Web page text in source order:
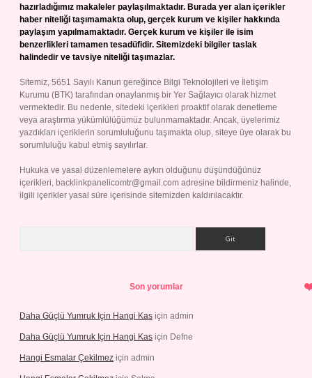
hazırladığımız makaleler paylaşılmaktadır. Burada yer alan içerikler
haber niteliği taşımamakta olup, gerçek kurum ve kişiler hakkında
paylaşım yapılmamaktadır. Gerçek kurum ve kişiler ile isim
benzerlikleri tamamen tesadüfidir. Sitemizdeki bilgiler taslak
halindedir ve tavsiye niteliği taşımazlar.
Sitemiz, 5651 Sayılı Kanun gereğince Bilgi Teknolojileri ve İletişim
Kurumu (BTK) tarafından onaylanmış bir Yer Sağlayıcı olarak hizmet
vermektedir. Bu nedenle, sitedeki içerikleri proaktif olarak denetleme
veya araştırma yükümlülüğümüz bulunmamaktadır. Ancak, üyelerimiz
yazdıkları içeriklerin sorumluluğunu taşımakta olup, siteye üye olarak bu
sorumluluğu kabul etmiş sayılırlar.
Hukuka ve yasal düzenlemelere aykırı olduğunu düşündüğünüz
içerikleri, backlinkpanelicomtr@gmail.com adresine bildirmeniz halinde,
ilgili içerikler yasal süre içerisinde sitemizden kaldırılacaktır.
Son yorumlar
Daha Güçlü Yumruk Için Hangi Kas için admin
Daha Güçlü Yumruk Için Hangi Kas için Defne
Hangi Esmalar Çekilmez için admin